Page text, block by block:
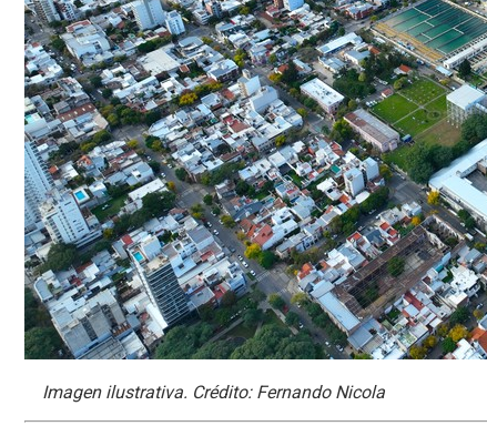
Imagen ilustrativa. Crédito: Fernando Nicola